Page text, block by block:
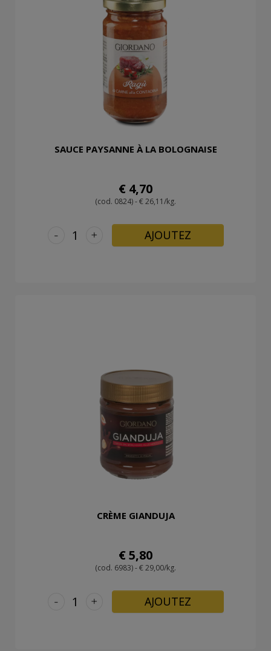
SAUCE PAYSANNE À LA BOLOGNAISE
€ 4,70
(cod. 0824) - € 26,11/kg.
+
- AJOUTEZ
CRÈME GIANDUJA
€ 5,80
(cod. 6983) - € 29,00/kg.
+
- AJOUTEZ